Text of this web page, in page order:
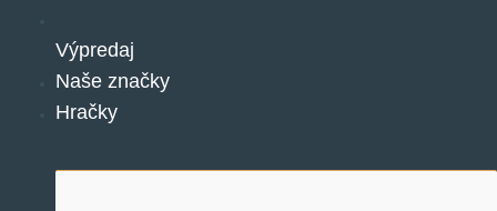
Výpredaj
Naše značky
Hračky